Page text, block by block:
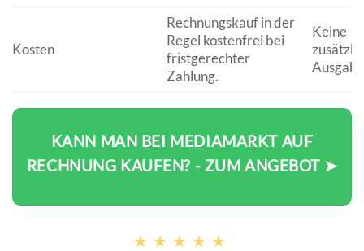
Kosten
Rechnungskauf in der
Regel kostenfrei bei
fristgerechter
Zahlung.
Keine
KANN MAN BEI MEDIAMARKT AUF
RECHNUNG KAUFEN? - ZUM ANGEBOT ➤
★★★★★
★★★★★